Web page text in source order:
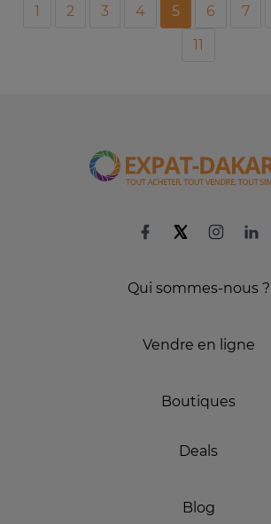
1 2 3 4 5 6 7
11
Qui sommes-nous ?
Vendre en ligne
Boutiques
Deals
Blog